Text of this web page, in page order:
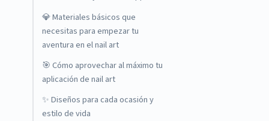
💎 Materiales básicos que
necesitas para empezar tu
aventura en el nail art
🎯 Cómo aprovechar al máximo tu
aplicación de nail art
✨ Diseños para cada ocasión y
estilo de vida